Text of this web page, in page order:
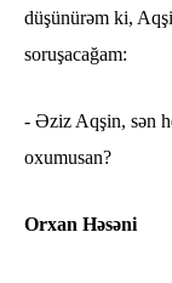
düşünürəm ki,
soruşacağam:
- Əziz Aqşin, sən
oxumusan?
Orxan Həsəni